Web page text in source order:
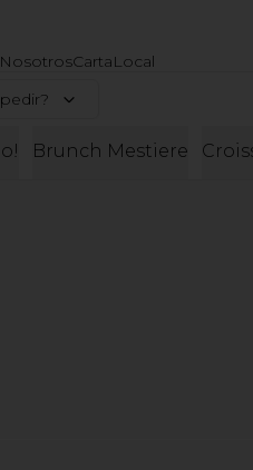
NosotrosCartaLocal
Brunch Mestiere